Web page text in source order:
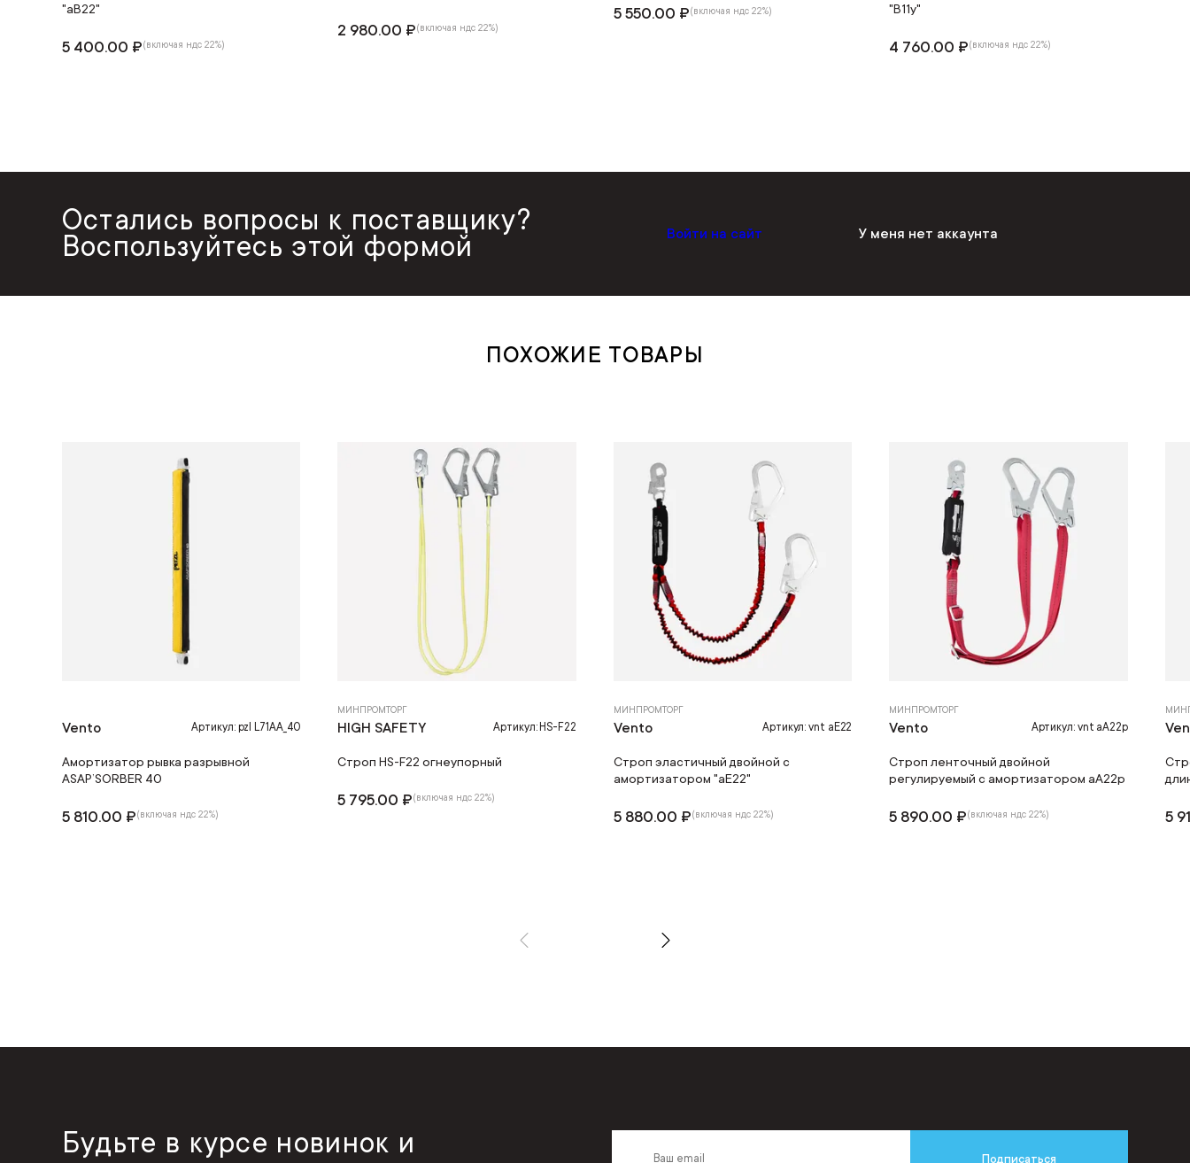
"аВ22"
5 400.00 ₽(включая ндс 22%)
2 980.00 ₽(включая ндс 22%)
5 550.00 ₽(включая ндс 22%)
"В11у"
4 760.00 ₽(включая ндс 22%)
Остались вопросы к поставщику?
Воспользуйтесь этой формой
Войти на сайт У меня нет аккаунта
ПОХОЖИЕ ТОВАРЫ
Vento Артикул: pzl L71AA_40
Амортизатор рывка разрывной
ASAP’SORBER 40
5 810.00 ₽(включая ндс 22%)
МИНПРОМТОРГ
HIGH SAFETY Артикул: HS-F22
Строп HS-F22 огнеупорный
5 795.00 ₽(включая ндс 22%)
МИНПРОМТОРГ
Vento Артикул: vnt aE22
Строп эластичный двойной с
амортизатором "аЕ22"
5 880.00 ₽(включая ндс 22%)
МИНПРОМТОРГ
Vento Артикул: vnt aA22p
Строп ленточный двойной
регулируемый с амортизатором аА22р
5 890.00 ₽(включая ндс 22%) 5
Будьте в курсе новинок и
Подписаться